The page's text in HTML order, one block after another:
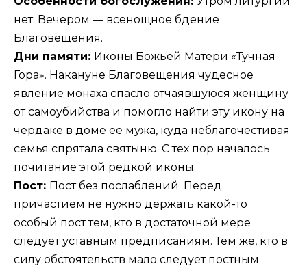
нет. Вечером — всенощное бдение
Благовещения.
Дни памяти: Иконы Божьей Матери «Тучная
Гора». Накануне Благовещения чудесное
явление монаха спасло отчаявшуюся женщину
от самоубийства и помогло найти эту икону на
чердаке в доме ее мужа, куда неблагочестивая
семья спрятала святыню. С тех пор началось
почитание этой редкой иконы.
Пост: Пост без послаблений. Перед
причастием не нужно держать какой-то
особый пост тем, кто в достаточной мере
следует уставным предписаниям. Тем же, кто в
силу обстоятельств мало следует постным